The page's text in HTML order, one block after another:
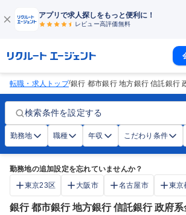
アプリで求人探しをもっと便利に！
レビュー高評価無料
転職・求人トップ/銀行 都市銀行 地方銀行 信託銀行
検索条件を設定する
勤務地 職種 年収 こだわり条件
勤務地の追加設定を忘れていませんか？
東京23区
大阪市 名古屋市 東京
銀行 都市銀行 地方銀行 信託銀行 政府系